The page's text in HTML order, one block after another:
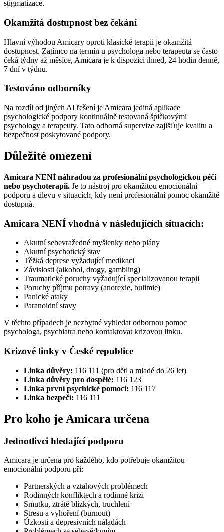
stigmatizace.
Okamžitá dostupnost bez čekání
Hlavní výhodou Amicary oproti klasické terapii je okamžitá
dostupnost. Zatímco na termín u psychologa nebo terapeuta se často
čeká týdny až měsíce, Amicara je k dispozici ihned, 24 hodin denně,
7 dní v týdnu.
Testováno odborníky
Na rozdíl od jiných AI řešení je Amicara jediná aplikace
psychologické podpory kontinuálně testovaná špičkovými
psychology a terapeuty. Tato odborná supervize zajišťuje kvalitu a
bezpečnost poskytované podpory.
Důležité omezení
Amicara NENÍ náhradou za profesionální psychologickou péči
nebo psychoterapii. Je to nástroj pro okamžitou emocionální
podporu a úlevu v situacích, kdy není profesionální pomoc okamžitě
dostupná.
Amicara NENÍ vhodná v následujících situacích:
Akutní sebevražedné myšlenky nebo plány
Akutní psychotický stav
Těžká deprese vyžadující medikaci
Závislosti (alkohol, drogy, gambling)
Traumatické poruchy vyžadující specializovanou terapii
Poruchy příjmu potravy (anorexie, bulimie)
Panické ataky
Paranoidní stavy
V těchto případech je nezbytné vyhledat odbornou pomoc
psychologa, psychiatra nebo kontaktovat krizovou linku.
Krizové linky v České republice
Linka důvěry: 116 111 (pro děti a mladé do 26 let)
Linka důvěry pro dospělé: 116 123
Linka první psychické pomoci: 116 117
Linka bezpečí: 116 111
Pro koho je Amicara určena
Jednotlivci hledající podporu
Amicara je určena pro každého, kdo potřebuje okamžitou
emocionální podporu při:
Partnerských a vztahových problémech
Rodinných konfliktech a rodinné krizi
Smutku, ztrátě blízkých, truchlení
Stresu a vyhoření (burnout)
Úzkosti a depresivních náladách